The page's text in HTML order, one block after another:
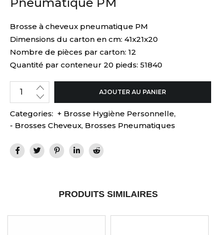
Pneumatique PM
Brosse à cheveux pneumatique PM
Dimensions du carton en cm: 41x21x20
Nombre de pièces par carton: 12
Quantité par conteneur 20 pieds: 51840
AJOUTER AU PANIER
Categories: + Brosse Hygiène Personnelle,
- Brosses Cheveux, Brosses Pneumatiques
PRODUITS SIMILAIRES